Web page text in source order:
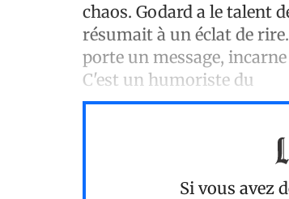
chaos. Godard a le talent
résumait à un éclat de
porte un message,
C'est un humoriste du
Si vous avez